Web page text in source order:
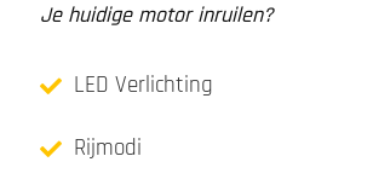
Je huidige motor inruilen?
LED Verlichting
Rijmodi